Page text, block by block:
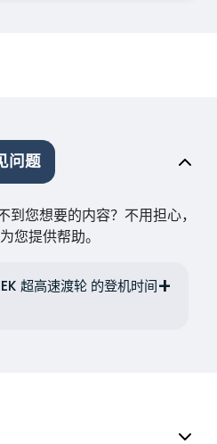
问题
您想要的内容？不用担心，
您提供帮助。
超高速渡轮 的登机时间